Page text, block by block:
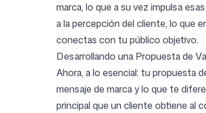
marca, lo que a su vez impulsa
a la percepción del cliente, lo que
conectas con tu público objetivo.
Desarrollando una Propuesta de
Ahora, a lo esencial: tu propuesta
mensaje de marca y lo que te
principal que un cliente obtiene al